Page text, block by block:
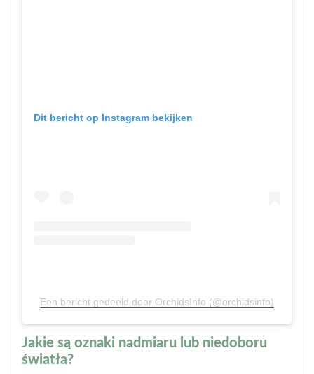
Dit bericht op Instagram bekijken
Een bericht gedeeld door OrchidsInfo (@orchidsinfo)
Jakie są oznaki nadmiaru lub niedoboru
światła?